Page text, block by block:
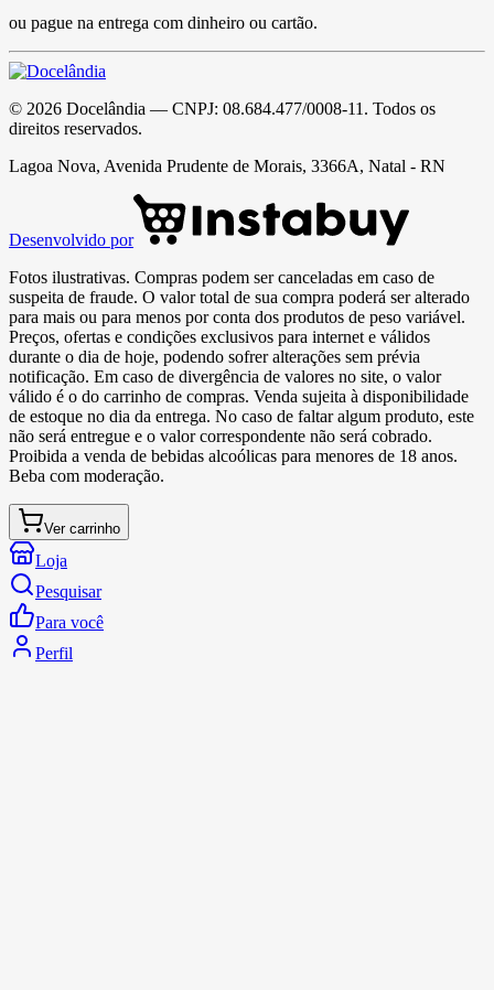
ou pague na entrega com dinheiro ou cartão.
© 2026 Docelândia — CNPJ: 08.684.477/0008-11 . Todos os
direitos reservados.
Lagoa Nova, Avenida Prudente de Morais, 3366A, Natal - RN
Desenvolvido por
Fotos ilustrativas. Compras podem ser canceladas em caso de
suspeita de fraude. O valor total de sua compra poderá ser alterado
para mais ou para menos por conta dos produtos de peso variável.
Preços, ofertas e condições exclusivos para internet e válidos
durante o dia de hoje, podendo sofrer alterações sem prévia
notificação. Em caso de divergência de valores no site, o valor
válido é o do carrinho de compras. Venda sujeita à disponibilidade
de estoque no dia da entrega. No caso de faltar algum produto, este
não será entregue e o valor correspondente não será cobrado.
Proibida a venda de bebidas alcoólicas para menores de 18 anos.
Beba com moderação.
Ver carrinho
Loja
Pesquisar
Para você
Perfil